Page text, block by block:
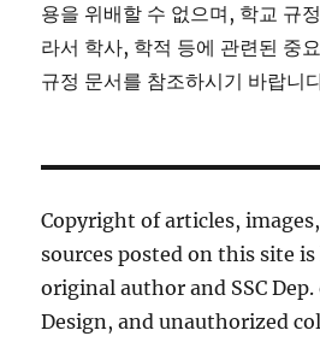
용을 위배할 수 없으며, 학교 규
라서 학사, 학적 등에 관련된 중
규정 문서를 참조하시기 바랍니
Copyright of articles,
sources posted on this site
original author and SSC
Design, and unauthorized